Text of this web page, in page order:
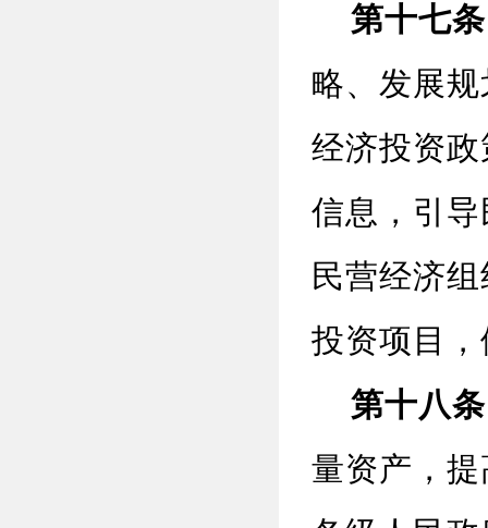
第十七条
略、发展
经济投资
信息，引
民营经济
投资项目
第十八条
量资产，